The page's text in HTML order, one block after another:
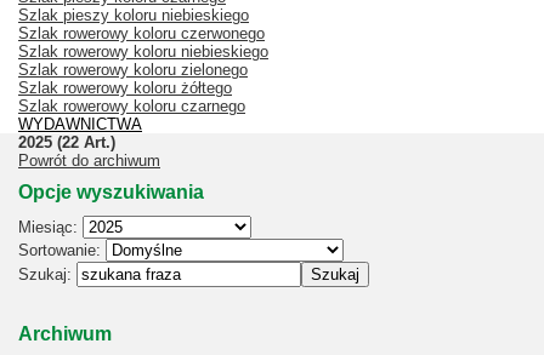
Szlak pieszy koloru niebieskiego
Szlak rowerowy koloru czerwonego
Szlak rowerowy koloru niebieskiego
Szlak rowerowy koloru zielonego
Szlak rowerowy koloru żółtego
Szlak rowerowy koloru czarnego
WYDAWNICTWA
2025 (22 Art.)
Powrót do archiwum
Opcje wyszukiwania
Miesiąc:
Sortowanie:
Szukaj:
Archiwum